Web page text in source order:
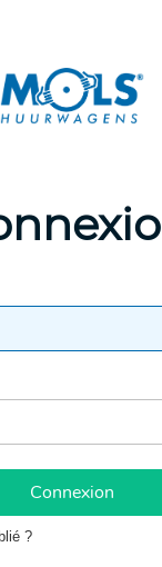
Connexion
?